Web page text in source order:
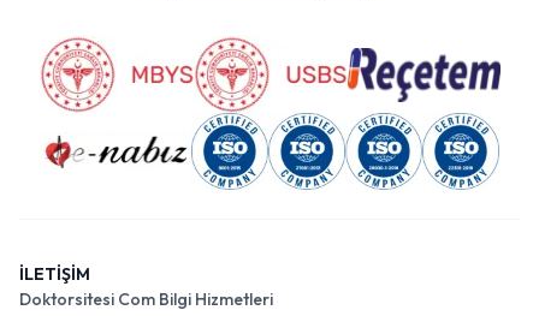
İLETİŞİM
Doktorsitesi Com Bilgi Hizmetleri